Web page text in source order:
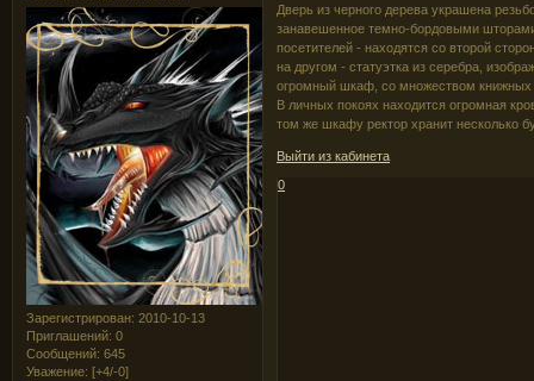
Зарегистрирован: 2010-10-13
Приглашений: 0
Сообщений: 645
Уважение: [+4/-0]
Дверь из черного дерева украшена
занавешенное темно-бордовыми
посетителей - находятся со второй
на другом - статуэтка из серебра,
огромный шкаф, со множеством книжных
В личных покоях находится огромная
том же шкафу ректор хранит несколько
Выйти из кабинета
0